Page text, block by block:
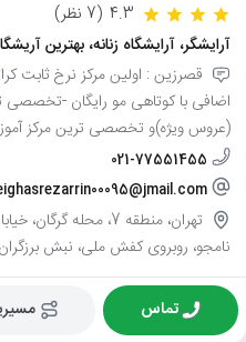
4.3 (7 نظر)
آرایشگر، آرایشگاه زنانه، بهترین
قصرزین : اولین مرکز نرخ ثابت
اضافی با کوتاهی مو رایگان -تخصصی
(عروس ویژه)و تخصصی ترین مرکز
021-77551455
تهران، منطقه 7، محله
نامجو، روبروی کفش ملی، نبش برزگران،
تماس